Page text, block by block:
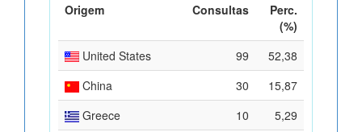
Origem Consultas
Perc.
(%)
United States
99
52,38
China
30
15,87
Greece
10
5,29